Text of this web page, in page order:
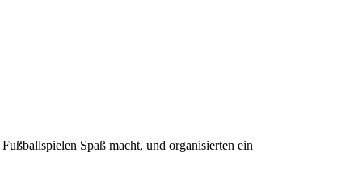
Spaß macht, und organisierten ein